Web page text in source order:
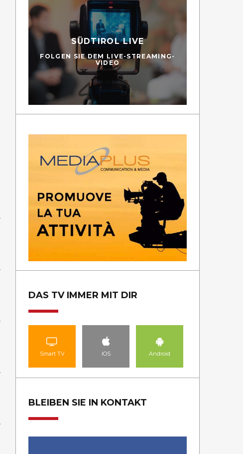
SÜDTIROL LIVE
FOLGEN SIE DEM LIVE-STREAMING-
VIDEO
DAS TV IMMER MIT DIR
Smart TV IOS Android
BLEIBEN SIE IN KONTAKT